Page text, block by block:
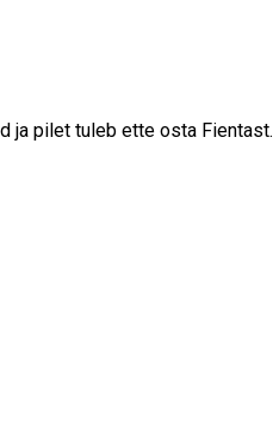
ja pilet tuleb ette osta Fientast.